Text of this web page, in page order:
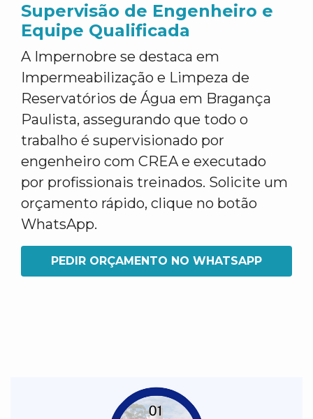
Supervisão de Engenheiro e
Equipe Qualificada
A Impernobre se destaca em
Impermeabilização e Limpeza de
Reservatórios de Água em Bragança
Paulista, assegurando que todo o
trabalho é supervisionado por
engenheiro com CREA e executado
por profissionais treinados. Solicite um
orçamento rápido, clique no botão
WhatsApp.
PEDIR ORÇAMENTO NO WHATSAPP